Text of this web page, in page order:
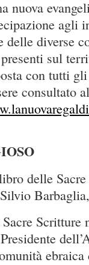
nuova
agli
delle diverse
sul
con tutti
consultato
delle
Scritture